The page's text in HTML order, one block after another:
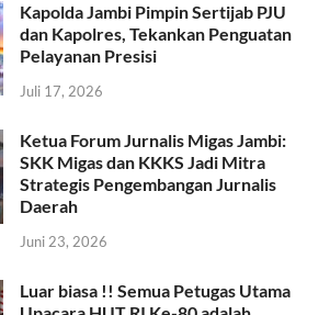
Kapolda Jambi Pimpin Sertijab PJU
dan Kapolres, Tekankan Penguatan
Pelayanan Presisi
Juli 17, 2026
Ketua Forum Jurnalis Migas Jambi:
SKK Migas dan KKKS Jadi Mitra
Strategis Pengembangan Jurnalis
Daerah
Juni 23, 2026
Luar biasa !! Semua Petugas Utama